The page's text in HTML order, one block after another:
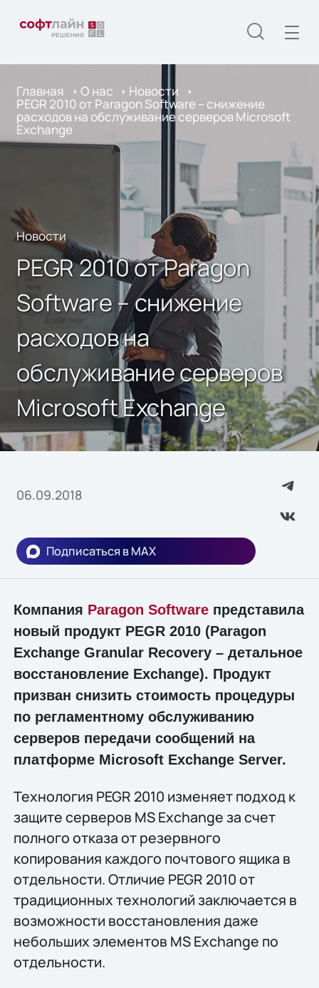
Главная О нас Новости
PEGR 2010 от Paragon Software – снижение
расходов на обслуживание серверов Microsoft
Exchange
Новости
PEGR 2010 от Paragon
Software – снижение
расходов на
обслуживание серверов
Microsoft Exchange
06.09.2018
Подписаться в MAX
Компания Paragon Softwareпредставила
новый продукт PEGR 2010 (Paragon
Exchange Granular Recovery – детальное
восстановление Exchange). Продукт
призван снизить стоимость процедуры
по регламентному обслуживанию
серверов передачи сообщений на
платформе Microsoft Exchange Server.
Технология PEGR 2010 изменяет подход к
защите серверов MS Exchange за счет
полного отказа от резервного
копирования каждого почтового ящика в
отдельности. Отличие PEGR 2010 от
традиционных технологий заключается в
возможности восстановления даже
небольших элементов MS Exchange по
отдельности.